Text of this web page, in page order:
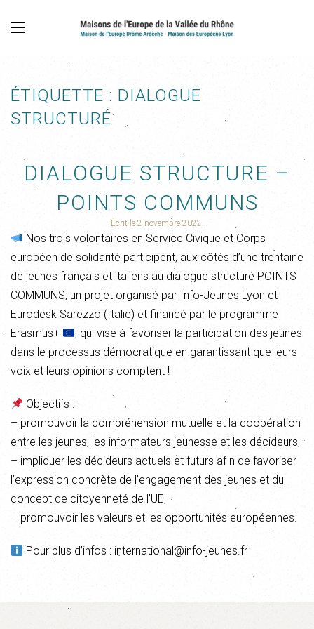
ÉTIQUETTE : DIALOGUE
STRUCTURÉ
DIALOGUE STRUCTURE –
POINTS COMMUNS
Écrit le 2 novembre 2022.
Nos trois volontaires en Service Civique et Corps
européen de solidarité participent, aux côtés d’une trentaine
de jeunes français et italiens au dialogue structuré POINTS
COMMUNS, un projet organisé par Info-Jeunes Lyon et
Eurodesk Sarezzo (Italie) et financé par le programme
Erasmus+
, qui vise à favoriser la participation des jeunes
dans le processus démocratique en garantissant que leurs
voix et leurs opinions comptent !
Objectifs :
– promouvoir la compréhension mutuelle et la coopération
entre les jeunes, les informateurs jeunesse et les décideurs;
– impliquer les décideurs actuels et futurs afin de favoriser
l’expression concrète de l’engagement des jeunes et du
concept de citoyenneté de l’UE;
– promouvoir les valeurs et les opportunités européennes.
Pour plus d’infos : international@info-jeunes.fr